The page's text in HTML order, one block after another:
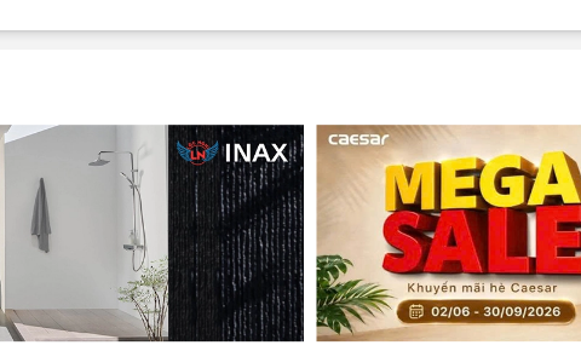
tắm kính
tắm đứng
sen tắm
tắm nước nóng điện
kiện nhà tắm
giặt
Máy nước nóng năng lượng
Bồn bảo ôn
Bồn nhựa tự hoại
Máy bơm tăng áp
Vòi pha nóng lạnh